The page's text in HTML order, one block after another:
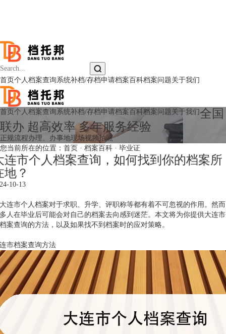
首页个人档案查询系统补档/存档申请档案百科档案问题关于我们
首页 个人档案查询系统补档/存档申请档案百科档案问题关于我们全国
联办 超高效率 多年服务经验
正规流程办理、办事地现场视频拍照
您当前所在的位置： 首页 · 档案百科 · 毕业证
连市个人档案查询，如何找到你的档案所
地？
10-13
连市个人档案对于求职、升学、评职称等都有着不可忽视的作用。然
人在毕业后可能会对自己的档案去向感到迷茫。本文将为你提供大连
案查询的方法，以及如果找不到档案时的应对策略。
市档案查询方法